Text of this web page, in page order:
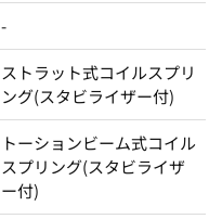
-
ストラット式コイルスプリ
ング(スタビライザー付)
トーションビーム式コイル
スプリング(スタビライザ
ー付)